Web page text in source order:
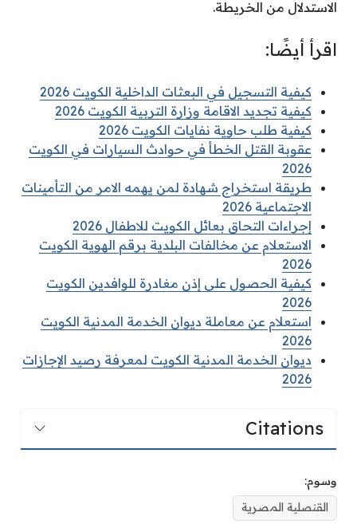
الاستدلال من الخريطة.
اقرأ أيضًا:
كيفية التسجيل في البعثات الداخلية الكويت 2026
كيفية تجديد الاقامة وزارة التربية الكويت 2026
كيفية طلب حاوية نفايات الكويت 2026
عقوبة القتل الخطأ في حوادث السيارات في الكويت
2026
طريقة استخراج شهادة لمن يهمه الامر من التأمينات
الاجتماعية 2026
إجراءات التحاق بعائل الكويت للاطفال 2026
الاستعلام عن مخالفات البلدية برقم الهوية الكويت
2026
كيفية الحصول على إذن مغادرة للوافدين الكويت
2026
استعلام عن معاملة ديوان الخدمة المدنية الكويت
2026
ديوان الخدمة المدنية الكويت لمعرفة رصيد الإجازات
2026
Citations
وسوم:
القنصلية المصرية